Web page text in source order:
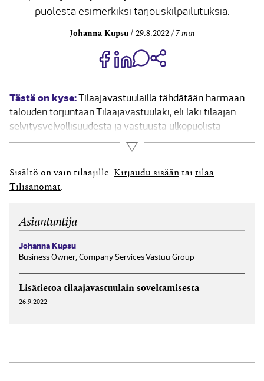
puolesta esimerkiksi tarjouskilpailutuksia.
Johanna Kupsu 29.8.2022 7 min
Jaa Share on Facebook
Jaa Share on LinkedIn
Jaa WhatsApp-viestinä
Tästä on kyse:Tilaajavastuulailla tähdätään harmaan
talouden torjuntaan Tilaajavastuulaki, eli laki tilaajan
selvitysvelvollisuudesta ja vastuusta ulkopuolista
työvoimaa käytettäessä, astui voimaan vuonna 2007.
Lain tarkoituksena on edistää yritysten välistä
tasavertaista kilpailua ja työehtojen noudattamista, ja se
velvoittaa työn tilaajaa selvittämään, että
Lue lisää
Sisältö on vain tilaajille. Kirjaudu sisään tai tilaa
Tilisanomat
Asiantuntija
Johanna Kupsu
Business Owner, Company Services Vastuu Group
Lisätietoa tilaajavastuulain soveltamisesta
26.9.2022